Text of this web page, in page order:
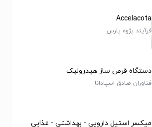
Accelacota
فرآیند پژوه پارس
دستگاه قرص ساز هیدرولیک
فناوران صادق اسپادانا
میکسر استیل دارویی - بهداشتی - غذایی